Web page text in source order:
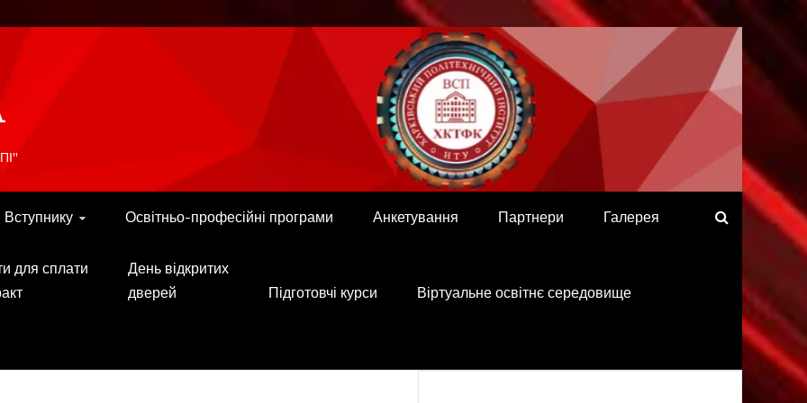
Вступнику Освітньо-професійні програми Анкетування Партнери Галерея
для сплати
День відкритих
дверей
Підготовчі курси Віртуальне освітнє середовище